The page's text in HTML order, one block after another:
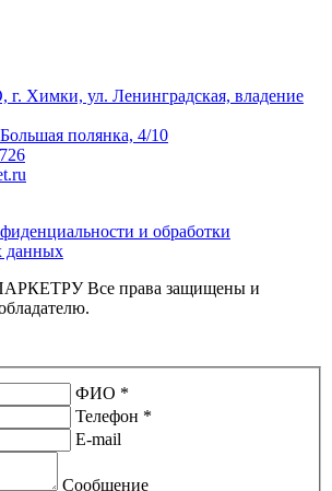
Химки, ул. Ленинградская, владение
полянка, 4/10
и обработки
данных
Все права защищены и
ФИО *
Телефон *
E-mail
Сообщение